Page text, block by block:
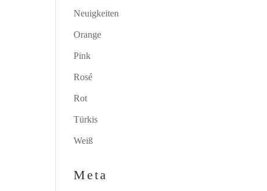
Neuigkeiten
Orange
Pink
Rosé
Rot
Türkis
Weiß
Meta